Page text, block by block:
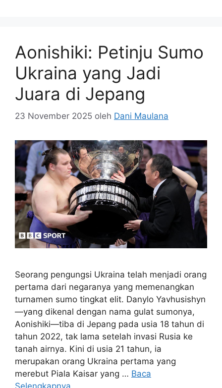
Aonishiki: Petinju Sumo
Ukraina yang Jadi
Juara di Jepang
23 November 2025 oleh Dani Maulana
Seorang pengungsi Ukraina telah menjadi orang
pertama dari negaranya yang memenangkan
turnamen sumo tingkat elit. Danylo Yavhusishyn
—yang dikenal dengan nama gulat sumonya,
Aonishiki—tiba di Jepang pada usia 18 tahun di
tahun 2022, tak lama setelah invasi Rusia ke
tanah airnya. Kini di usia 21 tahun, ia
merupakan orang Ukraina pertama yang
merebut Piala Kaisar yang … Baca
Selengkapnya